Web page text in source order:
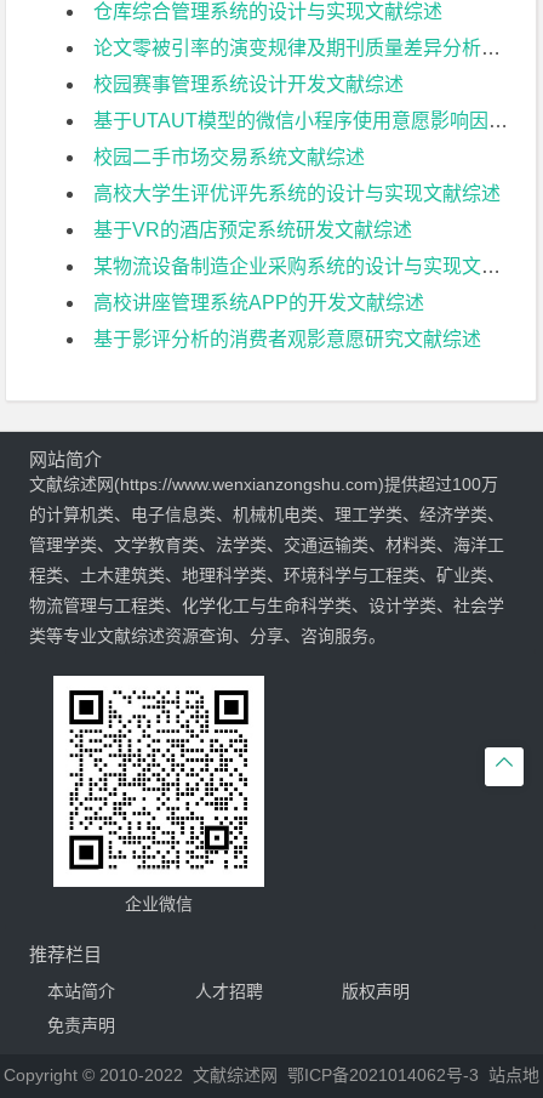
仓库综合管理系统的设计与实现文献综述
论文零被引率的演变规律及期刊质量差异分析——以6个学科18本国际期刊为例文献综述
校园赛事管理系统设计开发文献综述
基于UTAUT模型的微信小程序使用意愿影响因素研究文献综述
校园二手市场交易系统文献综述
高校大学生评优评先系统的设计与实现文献综述
基于VR的酒店预定系统研发文献综述
某物流设备制造企业采购系统的设计与实现文献综述
高校讲座管理系统APP的开发文献综述
基于影评分析的消费者观影意愿研究文献综述

网站简介
文献综述网(https://www.wenxianzongshu.com)提供超过100万
的计算机类、电子信息类、机械机电类、理工学类、经济学类、
管理学类、文学教育类、法学类、交通运输类、材料类、海洋工
程类、土木建筑类、地理科学类、环境科学与工程类、矿业类、
物流管理与工程类、化学化工与生命科学类、设计学类、社会学
类等专业文献综述资源查询、分享、咨询服务。
企业微信
推荐栏目
本站简介 人才招聘
版权声明
免责声明
Copyright © 2010-2022 文献综述网 鄂ICP备2021014062号-3 站点地